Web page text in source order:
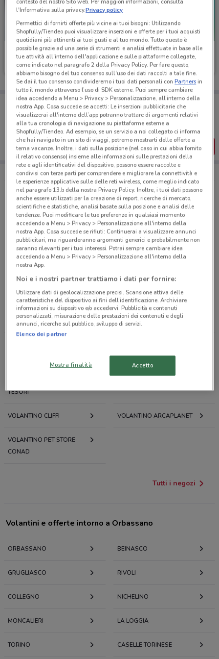
Pet Store Conad
Scade il 09/09 7.8 km
Best Friend
Scade il 31/08
Porta DoveConviene sempre con te!
Puoi trovare le migliori offerte dei negozi vicino a te,
salvarle e creare la tua lista del risparmio, comodamente
dal tuo cellulare.
SCARICA L’APP
Le offerte di Animali più cercate
Bocconcini
Cibo per gatti
Cibo per cani
Antiparassitari
Lettiera per gatti
Trasportino gatto
Tiragraffi Acquario
Negozi di Animali a Orbassano
VOLANTINO
QUATTROZAMPEINFIERA
VOLANTINO PETMARK
TESORI
VOLANTINO CLIFFI VOLANTINO ARCAPLANET
VOLANTINO PET STORE
CONAD
Tutti i negozi
Volantini e offerte intorno a Orbassano
ORBASSANO BEINASCO
GRUGLIASCO RIVOLI
COLLEGNO NICHELINO
MONCALIERI LA LOGGIA
TORINO CASELLE TORINESE
contesto del nostro Sito web. Per maggiori informazioni, consulta
l'Informativa sulla privacy.Privacy policy
Permettici di fornirti offerte più vicine ai tuoi bisogni: Utilizzando
Shopfully/Tiendeo puoi visualizzare inserzioni e offerte per i tuoi acquisti
quotidiani più attinenti ai tuoi gusti e al tuo mondo. Tutto questo è
possibile grazie ad una serie di strumenti e analisi effettuate in base alle
tue attività all'interno dell'applicazione e sulle piattaforme collegate,
come indicato nel paragrafo 2 della Privacy Policy. Per fare questo,
abbiamo bisogno del tuo consenso sull'uso dei dati raccolti a tale fine.
Se dai il tuo consenso condivideremo i tuoi dati personali conPartnersin
tutto il mondo attraverso l’uso di SDK esterne. Puoi sempre cambiare
idea accedendo a Menu > Privacy > Personalizzazione, all’interno della
nostra App. Cosa succede se accetti: Le inserzioni pubblicitarie che
visualizzerai all'interno dell’app potranno trattare di argomenti relativi
alla tua cronologia di navigazione su piattaforme esterne a
Shopfully/Tiendeo. Ad esempio, se un servizio a noi collegato ci informa
che hai navigato in un sito di viaggi, potremo mostrarti delle offerte a
tema vacanze. Inoltre, i dati sulla posizione (nel caso in cui abbia fornito
il relativo consenso) insieme alle informazioni sulle prestazioni della
rete e agli identificativi del dispositivo, possono essere raccolte e
condivisi con terze parti per comprendere e migliorare la connettività e
le esperienze applicative sulle delle reti wireless, come meglio indicato
nel paragrafo 13.b della nostra Privacy Policy. Inoltre, i tuoi dati possono
anche essere utilizzati per la creazione di report, ricerche di mercato,
scientifiche e statistiche, analisi basate sulla posizione e analisi delle
tendenze. Puoi modificare le tue preferenze in qualsiasi momento
accedendo a Menu > Privacy > Personalizzazione all'interno della
nostra App. Cosa succede se rifiuti: Continuerai a visualizzare annunci
pubblicitari, ma riguarderanno argomenti generici e probabilmente non
saranno rilevanti per i tuoi interessi. Potrai sempre cambiare idea
accedendo a Menu > Privacy > Personalizzazione all'interno della
nostra App.
Noi e i nostri partner trattiamo i dati per fornire:
Utilizzare dati di geolocalizzazione precisi. Scansione attiva delle
caratteristiche del dispositivo ai fini dell’identificazione. Archiviare
informazioni su dispositivo e/o accedervi. Pubblicità e contenuti
personalizzati, misurazione delle prestazioni dei contenuti e degli
annunci, ricerche sul pubblico, sviluppo di servizi.
Elenco dei partner
Mostra finalità Accetto